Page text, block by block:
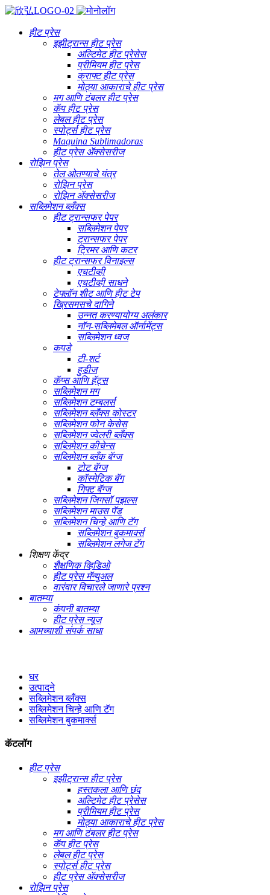
हीट प्रेस
इझीट्रान्स हीट प्रेस
अल्टिमेट हीट प्रेसेस
प्रीमियम हीट प्रेस
क्राफ्ट हीट प्रेस
मोठ्या आकाराचे हीट प्रेस
मग आणि टंबलर हीट प्रेस
कॅप हीट प्रेस
लेबल हीट प्रेस
स्पोर्ट्स हीट प्रेस
Maquina Sublimadoras
हीट प्रेस ॲक्सेसरीज
रोझिन प्रेस
तेल ओतण्याचे यंत्र
रोझिन प्रेस
रोझिन ॲक्सेसरीज
सब्लिमेशन ब्लँक्स
हीट ट्रान्सफर पेपर
सब्लिमेशन पेपर
ट्रान्सफर पेपर
ट्रिमर आणि कटर
हीट ट्रान्सफर विनाइल्स
एचटीव्ही
एचटीव्ही साधने
टेफ्लॉन शीट आणि हीट टेप
ख्रिसमसचे दागिने
उन्नत करण्यायोग्य अलंकार
नॉन-सब्लिमेबल ऑर्नामेंट्स
सब्लिमेशन ध्वज
कपडे
टी-शर्ट
हुडीज
कॅप्स आणि हॅट्स
सब्लिमेशन मग
सब्लिमेशन टम्बलर्स
सब्लिमेशन ब्लँक्स कोस्टर
सब्लिमेशन फोन केसेस
सब्लिमेशन ज्वेलरी ब्लँक्स
सब्लिमेशन कीचेन्स
सब्लिमेशन ब्लँक बॅग्ज
टोट बॅग्ज
कॉस्मेटिक बॅग
गिफ्ट बॅग्ज
सब्लिमेशन जिगसॉ पझल्स
सब्लिमेशन माउस पॅड
सब्लिमेशन चिन्हे आणि टॅग
सब्लिमेशन बुकमार्क्स
सब्लिमेशन लगेज टॅग
शिक्षण केंद्र
शैक्षणिक व्हिडिओ
हीट प्रेस मॅन्युअल
वारंवार विचारले जाणारे प्रश्न
बातम्या
कंपनी बातम्या
हीट प्रेस न्यूज
आमच्याशी संपर्क साधा
घर
उत्पादने
सब्लिमेशन ब्लँक्स
सब्लिमेशन चिन्हे आणि टॅग
सब्लिमेशन बुकमार्क्स
कॅटलॉग
हीट प्रेस
इझीट्रान्स हीट प्रेस
हस्तकला आणि छंद
अल्टिमेट हीट प्रेसेस
प्रीमियम हीट प्रेस
मोठ्या आकाराचे हीट प्रेस
मग आणि टंबलर हीट प्रेस
कॅप हीट प्रेस
लेबल हीट प्रेस
स्पोर्ट्स हीट प्रेस
हीट प्रेस ॲक्सेसरीज
रोझिन प्रेस